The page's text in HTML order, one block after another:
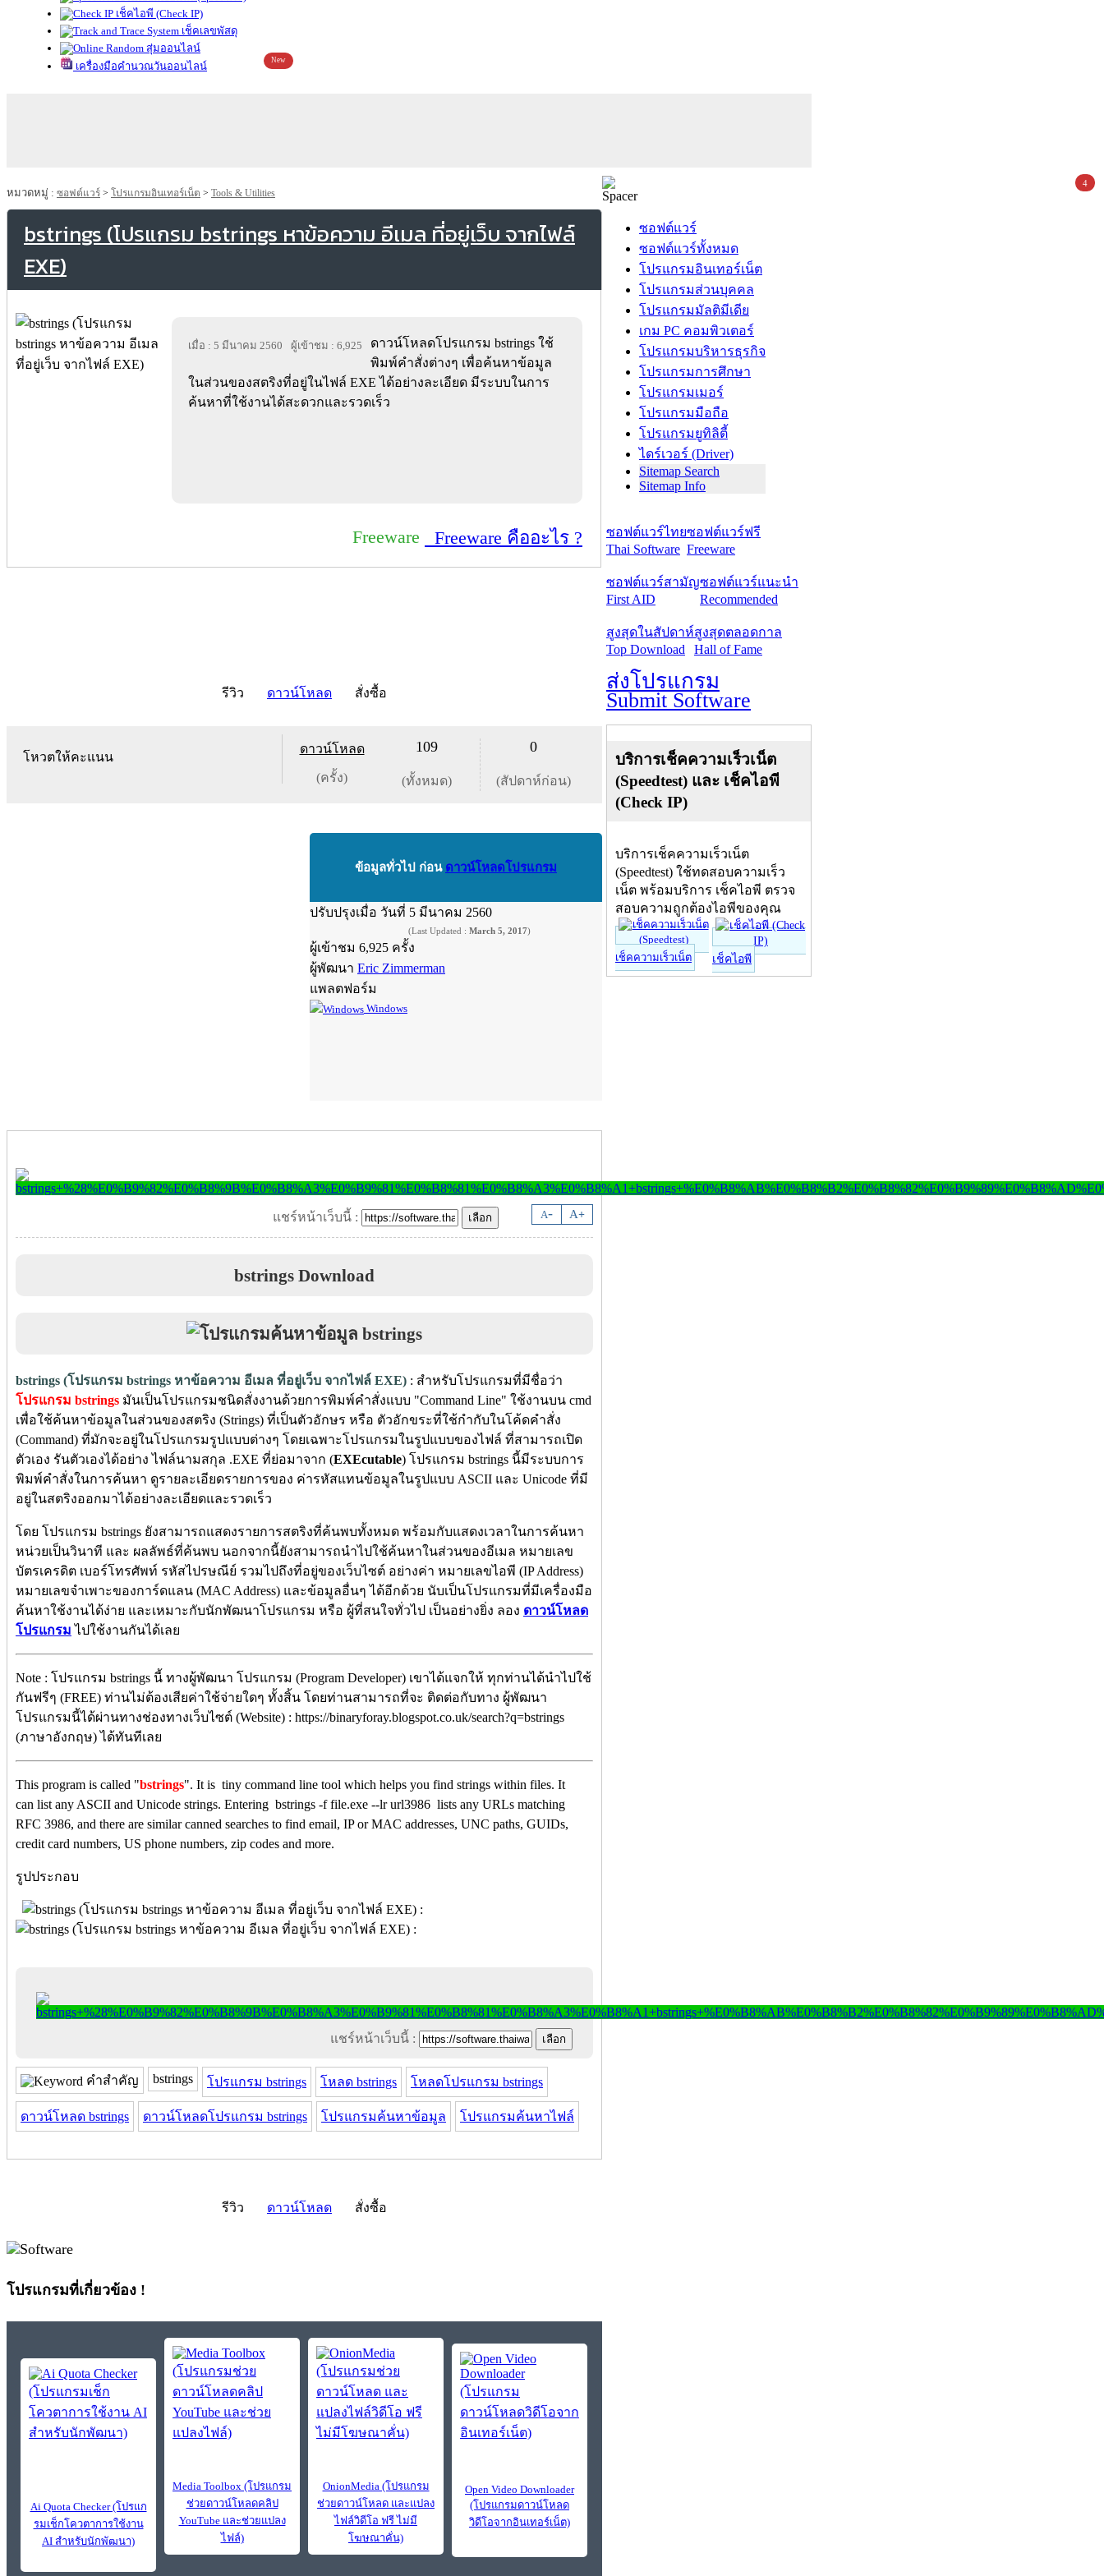
เช็คไอพี (Check IP)
เช็คเลขพัสดุ
สุ่มออนไลน์
เครื่องมือคำนวณวันออนไลน์
New
หมวดหมู่ : ซอฟต์แวร์ > โปรแกรมอินเทอร์เน็ต > Tools & Utilities
bstrings (โปรแกรม bstrings หาข้อความ อีเมล ที่อยู่เว็บ จากไฟล์
EXE)
เมื่อ : 5 มีนาคม 2560 ผู้เข้าชม : 6,925
ดาวน์โหลดโปรแกรม bstrings ใช้
พิมพ์คำสั่งต่างๆ เพื่อค้นหาข้อมูล
ในส่วนของสตริงที่อยู่ในไฟล์ EXE ได้อย่างละเอียด มีระบบในการ
ค้นหาที่ใช้งานได้สะดวกและรวดเร็ว
Freeware Freeware คืออะไร ?
รีวิว ดาวน์โหลด สั่งซื้อ
โหวตให้คะแนน
ดาวน์โหลด
(ครั้ง)
109
(ทั้งหมด)
0
(สัปดาห์ก่อน)
ข้อมูลทั่วไป ก่อน ดาวน์โหลดโปรแกรม
ปรับปรุงเมื่อ วันที่ 5 มีนาคม 2560
(Last Updated : March 5, 2017)
ผู้เข้าชม 6,925 ครั้ง
ผู้พัฒนา Eric Zimmerman
แพลตฟอร์ม
Windows
A- A+
แชร์หน้าเว็บนี้ :
bstrings Download
bstrings (โปรแกรม bstrings หาข้อความ อีเมล ที่อยู่เว็บ จากไฟล์ EXE) : สำหรับโปรแกรมที่มีชื่อว่า
โปรแกรม bstrings มันเป็นโปรแกรมชนิดสั่งงานด้วยการพิมพ์คำสั่งแบบ "Command Line" ใช้งานบน cmd
เพื่อใช้ค้นหาข้อมูลในส่วนของสตริง (Strings) ที่เป็นตัวอักษร หรือ ตัวอักขระที่ใช้กำกับในโค้ดคำสั่ง
(Command) ที่มักจะอยู่ในโปรแกรมรูปแบบต่างๆ โดยเฉพาะโปรแกรมในรูปแบบของไฟล์ ที่สามารถเปิด
ตัวเอง รันตัวเองได้อย่าง ไฟล์นามสกุล .EXE ที่ย่อมาจาก (EXEcutable) โปรแกรม bstrings นี้มีระบบการ
พิมพ์คำสั่งในการค้นหา ดูรายละเอียดรายการของ ค่ารหัสแทนข้อมูลในรูปแบบ ASCII และ Unicode ที่มี
อยู่ในสตริงออกมาได้อย่างละเอียดและรวดเร็ว
โดย โปรแกรม bstrings ยังสามารถแสดงรายการสตริงที่ค้นพบทั้งหมด พร้อมกับแสดงเวลาในการค้นหา
หน่วยเป็นวินาที และ ผลลัพธ์ที่ค้นพบ นอกจากนี้ยังสามารถนำไปใช้ค้นหาในส่วนของอีเมล หมายเลข
บัตรเครดิต เบอร์โทรศัพท์ รหัสไปรษณีย์ รวมไปถึงที่อยู่ของเว็บไซต์ อย่างค่า หมายเลขไอพี (IP Address)
หมายเลขจำเพาะของการ์ดแลน (MAC Address) และข้อมูลอื่นๆ ได้อีกด้วย นับเป็นโปรแกรมที่มีเครื่องมือ
ค้นหาใช้งานได้ง่าย และเหมาะกับนักพัฒนาโปรแกรม หรือ ผู้ที่สนใจทั่วไป เป็นอย่างยิ่ง ลอง ดาวน์โหลด
โปรแกรม ไปใช้งานกันได้เลย
Note : โปรแกรม bstrings นี้ ทางผู้พัฒนา โปรแกรม (Program Developer) เขาได้แจกให้ ทุกท่านได้นำไปใช้
กันฟรีๆ (FREE) ท่านไม่ต้องเสียค่าใช้จ่ายใดๆ ทั้งสิ้น โดยท่านสามารถที่จะ ติดต่อกับทาง ผู้พัฒนา
โปรแกรมนี้ได้ผ่านทางช่องทางเว็บไซต์ (Website) : https://binaryforay.blogspot.co.uk/search?q=bstrings
(ภาษาอังกฤษ) ได้ทันทีเลย
This program is called "bstrings". It is tiny command line tool which helps you find strings within files. It
can list any ASCII and Unicode strings. Entering bstrings -f file.exe --lr url3986 lists any URLs matching
RFC 3986, and there are similar canned searches to find email, IP or MAC addresses, UNC paths, GUIDs,
credit card numbers, US phone numbers, zip codes and more.
รูปประกอบ
แชร์หน้าเว็บนี้ :
คำสำคัญ bstrings โปรแกรม bstrings โหลด bstrings โหลดโปรแกรม bstrings
ดาวน์โหลด bstrings ดาวน์โหลดโปรแกรม bstrings โปรแกรมค้นหาข้อมูล โปรแกรมค้นหาไฟล์
รีวิว ดาวน์โหลด สั่งซื้อ
โปรแกรมที่เกี่ยวข้อง !
Ai Quota Checker (โปรแก
รมเช็กโควตาการใช้งาน
AI สำหรับนักพัฒนา)
Media Toolbox (โปรแกรม
ช่วยดาวน์โหลดคลิป
YouTube และช่วยแปลง
ไฟล์)
OnionMedia (โปรแกรม
ช่วยดาวน์โหลด และแปลง
ไฟล์วิดีโอ ฟรี ไม่มี
โฆษณาคั่น)
Open Video Downloader
(โปรแกรมดาวน์โหลด
วิดีโอจากอินเทอร์เน็ต)
ซอฟต์แวร์
ซอฟต์แวร์ทั้งหมด
โปรแกรมอินเทอร์เน็ต
โปรแกรมส่วนบุคคล
โปรแกรมมัลติมีเดีย
เกม PC คอมพิวเตอร์
โปรแกรมบริหารธุรกิจ
โปรแกรมการศึกษา
โปรแกรมเมอร์
โปรแกรมมือถือ
โปรแกรมยูทิลิตี้
ไดร์เวอร์ (Driver)
Sitemap Search
Sitemap Info
ซอฟต์แวร์ไทย
Thai Software
ซอฟต์แวร์ฟรี
Freeware
ซอฟต์แวร์สามัญ
First AID
ซอฟต์แวร์แนะนำ
Recommended
สูงสุดในสัปดาห์
Top Download
สูงสุดตลอดกาล
Hall of Fame
ส่งโปรแกรม
Submit Software
บริการเช็คความเร็วเน็ต
(Speedtest) และ เช็คไอพี
(Check IP)
บริการเช็คความเร็วเน็ต
(Speedtest) ใช้ทดสอบความเร็ว
เน็ต พร้อมบริการ เช็คไอพี ตรวจ
สอบความถูกต้องไอพีของคุณ
เช็คความเร็วเน็ต เช็คไอพี
4